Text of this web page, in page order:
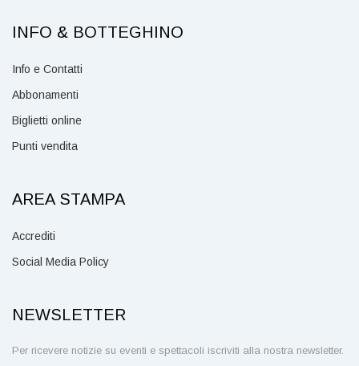
INFO & BOTTEGHINO
Info e Contatti
Abbonamenti
Biglietti online
Punti vendita
AREA STAMPA
Accrediti
Social Media Policy
NEWSLETTER
Per ricevere notizie su eventi e spettacoli iscriviti alla nostra newsletter.